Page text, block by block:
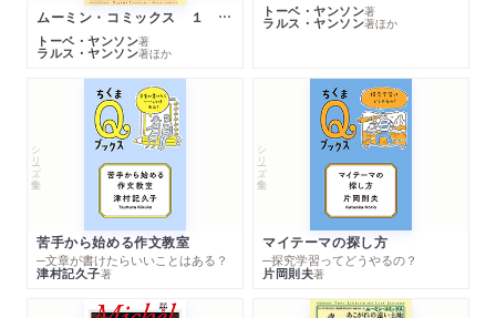
ムーミン・コミックス １ 黄金のしっぽ
トーベ・ヤンソン著
ラルス・ヤンソン著ほか
トーベ・ヤンソン著
ラルス・ヤンソン著ほか
シリーズ・全集
苦手から始める作文教室
─文章が書けたらいいことはある？
津村記久子著
シリーズ・全集
マイテーマの探し方
─探究学習ってどうやるの？
片岡則夫著